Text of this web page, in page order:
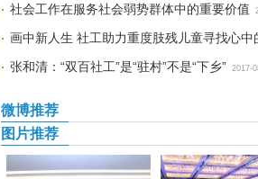
社会工作在服务社会弱势群体中的重要价值
画中新人生 社工助力重度肢残儿童寻找心中
张和清：“双百社工”是“驻村”不是“下乡” 2017-
微博推荐
图片推荐